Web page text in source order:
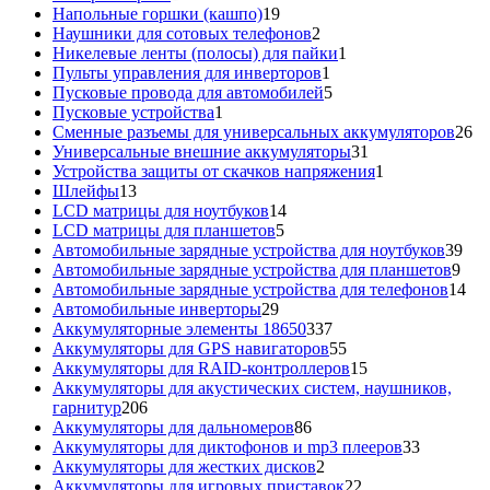
товар
Напольные горшки (кашпо)1919
товаров
Наушники для сотовых телефонов2
товара
Никелевые ленты (полосы) для пайки1
Пульты управления для инверторов1
товар
Пусковые провода для автомобилей55
Пусковые устройства1
товар
Сменные разъемы для универсальных аккумуляторов2626
Универсальные внешние аккумуляторы31
товар
Устройства защиты от скачков напряжения1
Шлейфы1313
товаров
LCD матрицы для ноутбуков1414
LCD матрицы для планшетов55
товаров
Автомобильные зарядные устройства для ноутбуков3939
Автомобильные зарядные устройства для планшетов99
Автомобильные зарядные устройства для телефонов1414
Автомобильные инверторы2929
товаров
Аккумуляторные элементы 18650337337
товаров
Аккумуляторы для GPS навигаторов5555
товаров
Аккумуляторы для RAID-контроллеров1515
товаров
Аккумуляторы для акустических систем, наушников,
гарнитур206206
товаров
Аккумуляторы для дальномеров8686
товаров
Аккумуляторы для диктофонов и mp3 плееров3333
Аккумуляторы для жестких дисков2
товара